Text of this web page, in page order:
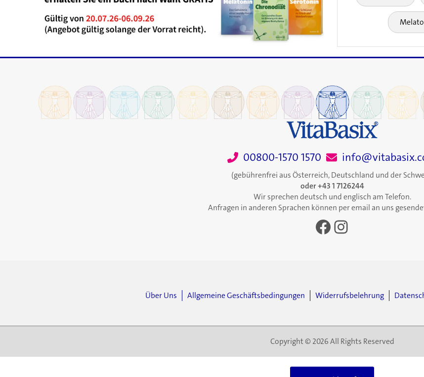
00800-1570 1570
(gebührenfrei aus Österreich, Deutschland und der
oder +43 1 7126244
Wir sprechen deutsch und englisch am Telefon.
Anfragen in anderen Sprachen können per email an uns
Facebook
Instagram
Über Uns Allgemeine Geschäftsbedingungen Widerrufsbelehrung
Copyright © 2026 All Rights Reserved